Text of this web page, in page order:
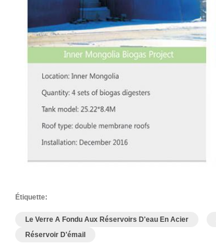
Étiquette:
Le Verre A Fondu Aux Réservoirs D'eau En Acier
Réservoir D'émail